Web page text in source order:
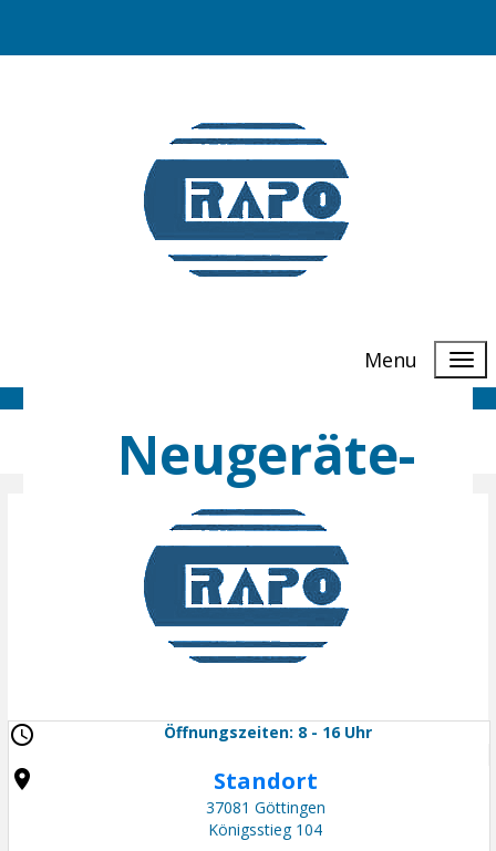
Neugeräte-
Vertrieb
Menu
Öffnungszeiten: 8 - 16 Uhr
Standort
37081 Göttingen
Königsstieg 104